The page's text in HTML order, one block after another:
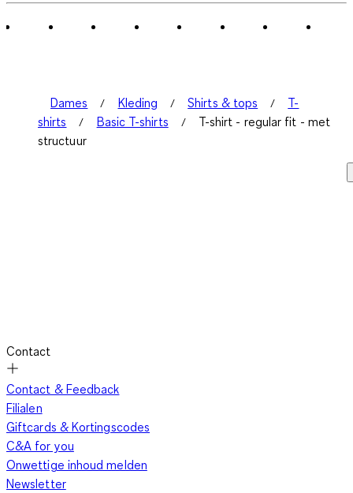
Dames Kleding Shirts & tops
T-
shirts
Basic T-shirts
T-shirt - regular fit - met
structuur
Contact
Contact & Feedback
Filialen
Giftcards & Kortingscodes
C&A for you
Onwettige inhoud melden
Newsletter